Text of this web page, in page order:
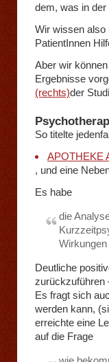
dem, was in
Wir wissen also
PatientInnen
Aber wir
Ergebnisse
(rechts)der
So titelte
APOTHEKE
, und eine
Es habe
die
Deutliche
zurückzuführen
Es fragt sich
werden kann,
erreichte eine
auf die Frage